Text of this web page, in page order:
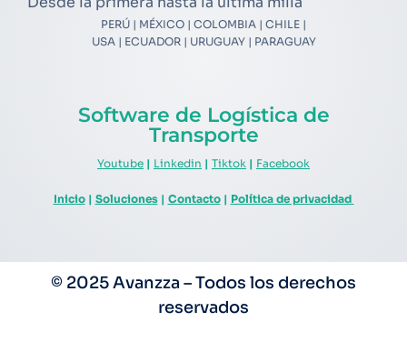
PERÚ | MÉXICO | COLOMBIA | CHILE |
USA | ECUADOR | URUGUAY | PARAGUAY
Software de Logística de
Transporte
Youtube | Linkedin | Tiktok | Facebook
Inicio| Soluciones| Contacto| Política de privacidad
© 2025 Avanzza – Todos los derechos
reservados